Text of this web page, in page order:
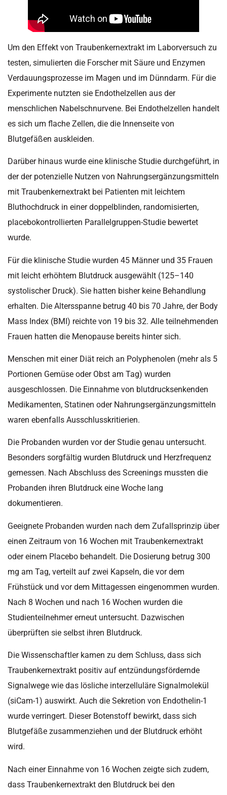
Um den Effekt von Traubenkernextrakt im Laborversuch zu
testen, simulierten die Forscher mit Säure und Enzymen
Verdauungsprozesse im Magen und im Dünndarm. Für die
Experimente nutzten sie Endothelzellen aus der
menschlichen Nabelschnurvene. Bei Endothelzellen handelt
es sich um flache Zellen, die die Innenseite von
Blutgefäßen auskleiden.
Darüber hinaus wurde eine klinische Studie durchgeführt, in
der der potenzielle Nutzen von Nahrungsergänzungsmitteln
mit Traubenkernextrakt bei Patienten mit leichtem
Bluthochdruck in einer doppelblinden, randomisierten,
placebokontrollierten Parallelgruppen-Studie bewertet
wurde.
Für die klinische Studie wurden 45 Männer und 35 Frauen
mit leicht erhöhtem Blutdruck ausgewählt (125–140
systolischer Druck). Sie hatten bisher keine Behandlung
erhalten. Die Altersspanne betrug 40 bis 70 Jahre, der Body
Mass Index (BMI) reichte von 19 bis 32. Alle teilnehmenden
Frauen hatten die Menopause bereits hinter sich.
Menschen mit einer Diät reich an Polyphenolen (mehr als 5
Portionen Gemüse oder Obst am Tag) wurden
ausgeschlossen. Die Einnahme von blutdrucksenkenden
Medikamenten, Statinen oder Nahrungsergänzungsmitteln
waren ebenfalls Ausschlusskritierien.
Die Probanden wurden vor der Studie genau untersucht.
Besonders sorgfältig wurden Blutdruck und Herzfrequenz
gemessen. Nach Abschluss des Screenings mussten die
Probanden ihren Blutdruck eine Woche lang
dokumentieren.
Geeignete Probanden wurden nach dem Zufallsprinzip über
einen Zeitraum von 16 Wochen mit Traubenkernextrakt
oder einem Placebo behandelt. Die Dosierung betrug 300
mg am Tag, verteilt auf zwei Kapseln, die vor dem
Frühstück und vor dem Mittagessen eingenommen wurden.
Nach 8 Wochen und nach 16 Wochen wurden die
Studienteilnehmer erneut untersucht. Dazwischen
überprüften sie selbst ihren Blutdruck.
Die Wissenschaftler kamen zu dem Schluss, dass sich
Traubenkernextrakt positiv auf entzündungsfördernde
Signalwege wie das lösliche interzelluläre Signalmolekül
(siCam-1) auswirkt. Auch die Sekretion von Endothelin-1
wurde verringert. Dieser Botenstoff bewirkt, dass sich
Blutgefäße zusammenziehen und der Blutdruck erhöht
wird.
Nach einer Einnahme von 16 Wochen zeigte sich zudem,
dass Traubenkernextrakt den Blutdruck bei den